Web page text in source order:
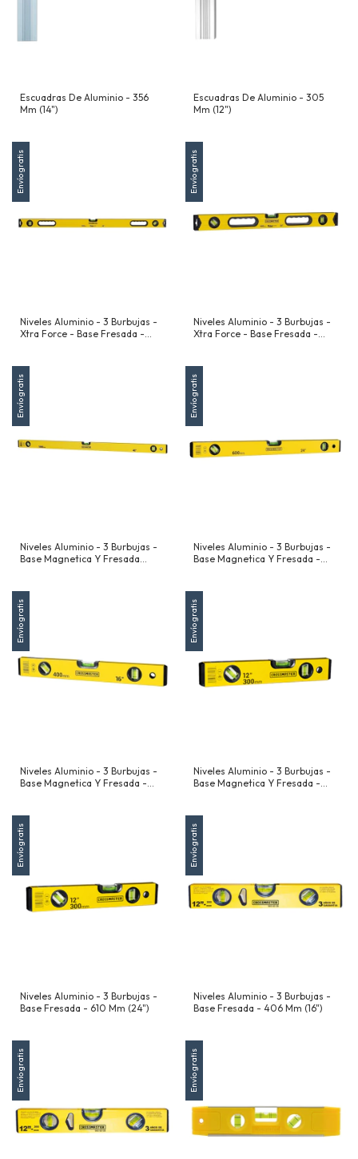
Escuadras De Aluminio - 356
Mm (14")
Escuadras De Aluminio - 305
Mm (12")
Envío gratis
Niveles Aluminio - 3 Burbujas -
Xtra Force - Base Fresada -
Envío gratis
Niveles Aluminio - 3 Burbujas -
Xtra Force - Base Fresada -
Envío gratis
Niveles Aluminio - 3 Burbujas -
Base Magnetica Y Fresada
Envío gratis
Niveles Aluminio - 3 Burbujas -
Base Magnetica Y Fresada -
Envío gratis
Niveles Aluminio - 3 Burbujas -
Base Magnetica Y Fresada -
Envío gratis
Niveles Aluminio - 3 Burbujas -
Base Magnetica Y Fresada -
Envío gratis
Niveles Aluminio - 3 Burbujas -
Base Fresada - 610 Mm (24")
Envío gratis
Niveles Aluminio - 3 Burbujas -
Base Fresada - 406 Mm (16")
Envío gratis Envío gratis